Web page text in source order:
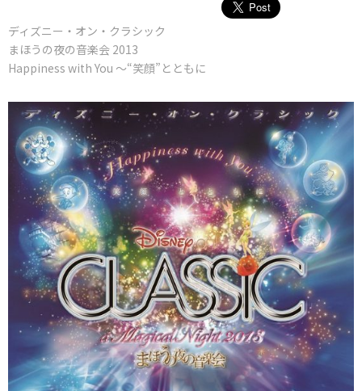
ディズニー・オン・クラシック
まほうの夜の音楽会 2013
Happiness with You ～“笑顔”とともに